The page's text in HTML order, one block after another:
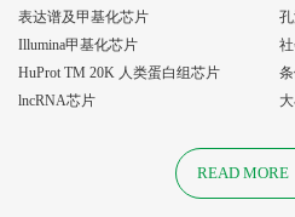
表达谱及甲基化芯片
Illumina甲基化芯片
HuProt TM 20K 人类蛋白组芯片
lncRNA芯片
READ MORE